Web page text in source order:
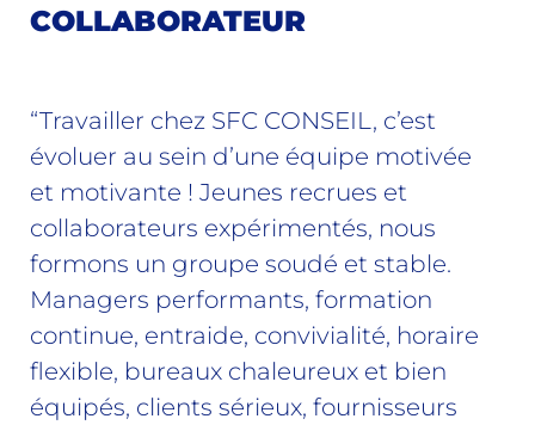
COLLABORATEUR
“Travailler chez SFC CONSEIL, c’est
évoluer au sein d’une équipe motivée
et motivante ! Jeunes recrues et
collaborateurs expérimentés, nous
formons un groupe soudé et stable.
Managers performants, formation
continue, entraide, convivialité, horaire
flexible, bureaux chaleureux et bien
équipés, clients sérieux, fournisseurs